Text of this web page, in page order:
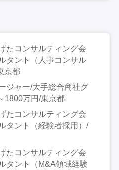
たコンサルティング会
タント（人事コンサル
京都
ジャー/大手総合商社グ
1800万円/東京都
たコンサルティング会
タント（経験者採用）/
たコンサルティング会
タント（M&A領域経験